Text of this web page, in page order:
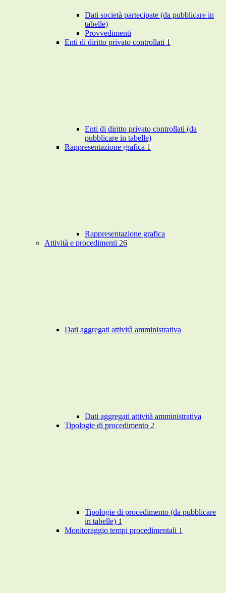
Dati società partecipate (da pubblicare in
tabelle)
Provvedimenti
Enti di diritto privato controllati 1
Enti di diritto privato controllati (da
pubblicare in tabelle)
Rappresentazione grafica 1
Rappresentazione grafica
Attività e procedimenti 26
Dati aggregati attività amministrativa
Dati aggregati attività amministrativa
Tipologie di procedimento 2
Tipologie di procedimento (da pubblicare
in tabelle) 1
Monitoraggio tempi procedimentali 1